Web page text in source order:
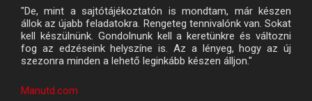
"De, mint a sajtótájékoztatón is mondtam, már készen
állok az újabb feladatokra. Rengeteg tennivalónk van. Sokat
kell készülnünk. Gondolnunk kell a keretünkre és változni
fog az edzéseink helyszíne is. Az a lényeg, hogy az új
szezonra minden a lehető leginkább készen álljon."
Manutd.com